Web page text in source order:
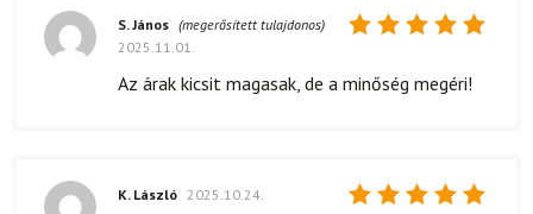
5/ 5
S. János (megerősített tulajdonos)
2025.11.01.
Az árak kicsit magasak, de a minőség megéri!
K. László 2025.10.24.